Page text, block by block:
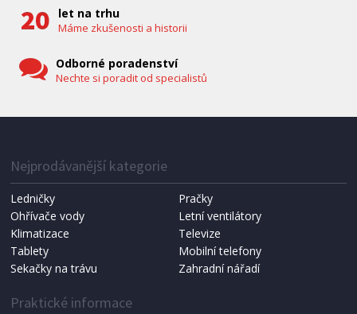
NÁHRADNÍ SÁČKY DO VYSAVAČE
Koma KRA-SB02S (Multi Bag, S-BAG SMS)
let na trhu
Máme zkušenosti a historii
Odborné poradenství
Nechte si poradit od specialistů
Nejprodávanější kategorie
Ledničky
Pračky
Ohřívače vody
Letní ventilátory
Klimatizace
Televize
Tablety
Mobilní telefony
Sekačky na trávu
Zahradní nářadí
Praktické informace